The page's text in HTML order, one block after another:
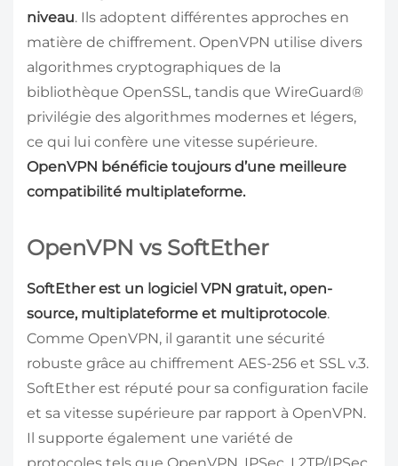
niveau. Ils adoptent différentes approches en
matière de chiffrement. OpenVPN utilise divers
algorithmes cryptographiques de la
bibliothèque OpenSSL, tandis que WireGuard®
privilégie des algorithmes modernes et légers,
ce qui lui confère une vitesse supérieure.
OpenVPN bénéficie toujours d’une meilleure
compatibilité multiplateforme.
OpenVPN vs SoftEther
SoftEther est un logiciel VPN gratuit, open-
source, multiplateforme et multiprotocole.
Comme OpenVPN, il garantit une sécurité
robuste grâce au chiffrement AES-256 et SSL v.3.
SoftEther est réputé pour sa configuration facile
et sa vitesse supérieure par rapport à OpenVPN.
Il supporte également une variété de